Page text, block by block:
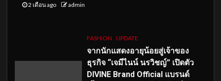
2 เดือน ago admin
FASHION UPDATE
จากนักแสดงอายุน้อยสู่เจ้าของ
ธุรกิจ “เจมีไนน์ นรวิชญ์” เปิดตัว
DIVINE Brand Official แบรนด์